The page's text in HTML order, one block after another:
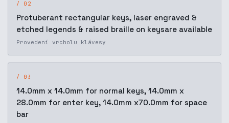
/ 02
Protuberant rectangular keys, laser engraved &
etched legends & raised braille on keysare available
Provedení vrcholu klávesy
/ 03
14.0mm x 14.0mm for normal keys, 14.0mm x
28.0mm for enter key, 14.0mm x70.0mm for space
bar